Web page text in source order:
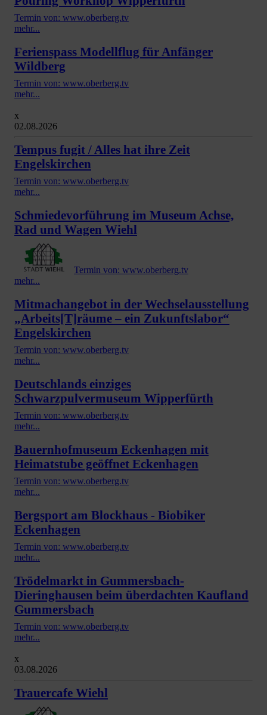
Termin von: www.oberberg.tv
mehr...
Ferienspass Modellflug für Anfänger
Wildberg
Termin von: www.oberberg.tv
mehr...
x
02.08.2026
Tempus fugit / Alles hat ihre Zeit
Engelskirchen
Termin von: www.oberberg.tv
mehr...
Schmiedevorführung im Museum Achse,
Rad und Wagen Wiehl
Termin von: www.oberberg.tv
mehr...
Mitmachangebot in der Wechselausstellung
„Arbeits[T]räume – ein Zukunftslabor“
Engelskirchen
Termin von: www.oberberg.tv
mehr...
Deutschlands einziges
Schwarzpulvermuseum Wipperfürth
Termin von: www.oberberg.tv
mehr...
Bauernhofmuseum Eckenhagen mit
Heimatstube geöffnet Eckenhagen
Termin von: www.oberberg.tv
mehr...
Bergsport am Blockhaus - Biobiker
Eckenhagen
Termin von: www.oberberg.tv
mehr...
Trödelmarkt in Gummersbach-
Dieringhausen beim überdachten Kaufland
Gummersbach
Termin von: www.oberberg.tv
mehr...
x
03.08.2026
Trauercafe Wiehl